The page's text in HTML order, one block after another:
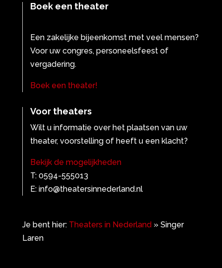
Boek een theater
Een zakelijke bijeenkomst met veel mensen?
Voor uw congres, personeelsfeest of
vergadering.
Boek een theater!
Voor theaters
Wilt u informatie over het plaatsen van uw
theater, voorstelling of heeft u een klacht?
Bekijk de mogelijkheden
T: 0594-555013
E: info@theatersinnederland.nl
Je bent hier: Theaters in Nederland» Singer
Laren